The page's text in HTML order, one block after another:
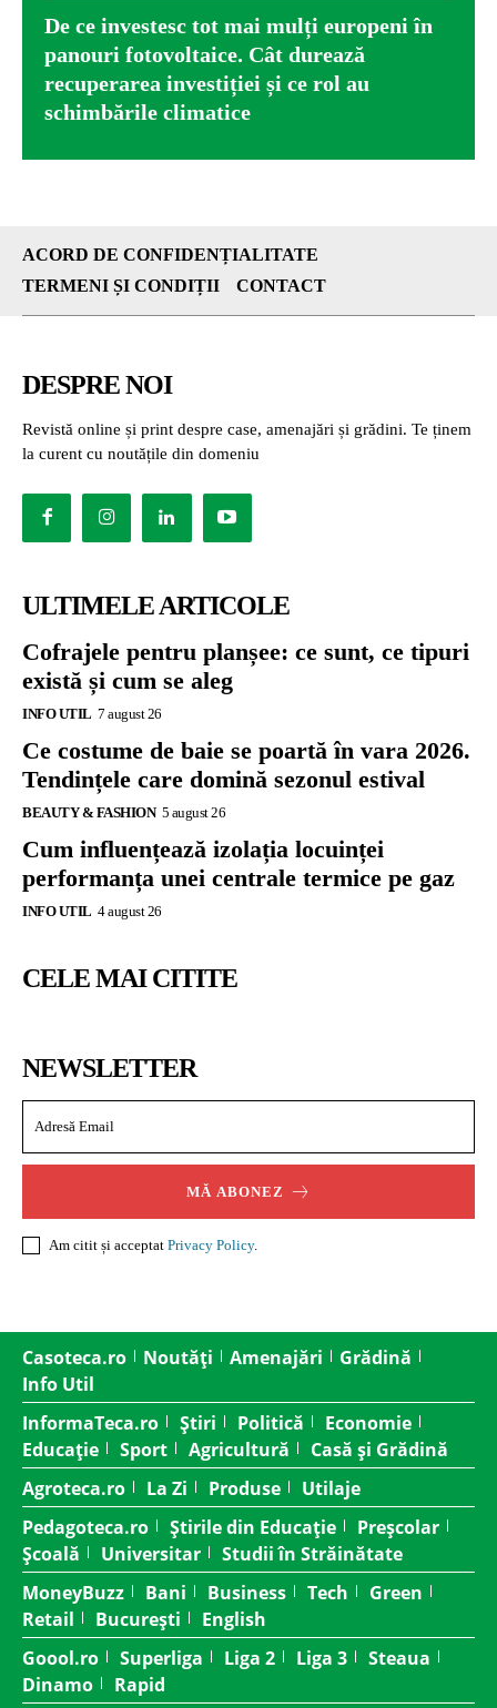
De ce investesc tot mai mulți europeni în
panouri fotovoltaice. Cât durează
recuperarea investiției și ce rol au
schimbările climatice
ACORD DE CONFIDENȚIALITATE
TERMENI ȘI CONDIȚII
CONTACT
DESPRE NOI
Revistă online și print despre case, amenajări și grădini. Te ținem
la curent cu noutățile din domeniu
ULTIMELE ARTICOLE
Cofrajele pentru planșee: ce sunt, ce tipuri
există și cum se aleg
INFO UTIL 7 august 26
Ce costume de baie se poartă în vara 2026.
Tendințele care domină sezonul estival
BEAUTY & FASHION 5 august 26
Cum influențează izolația locuinței
performanța unei centrale termice pe gaz
INFO UTIL 4 august 26
CELE MAI CITITE
NEWSLETTER
MĂ ABONEZ
Am citit și acceptat Privacy Policy.
Casoteca.ro Noutăți Amenajări
Grădină
Info Util
InformaTeca.ro
Știri Politică
Economie
Educație
Sport Agricultură
Casă și Grădină
Agroteca.ro
La Zi Produse
Utilaje
Pedagoteca.ro
Știrile din Educație
Preșcolar
Școală
Universitar
Studii în Străinătate
MoneyBuzz
Bani Business Tech
Green
Retail
București
English
Goool.ro
Superliga Liga 2 Liga 3
Steaua
Dinamo
Rapid